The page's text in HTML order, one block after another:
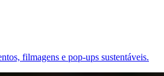
filmagens e pop-ups sustentáveis.